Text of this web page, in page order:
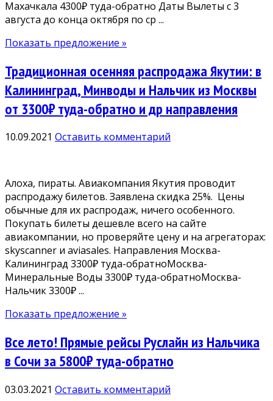
Махачкала 4300₽ туда-обратно Даты Вылеты с 3
августа до конца октября по ср ...
Показать предложение »
Традиционная осенняя распродажа Якутии: в
Калининград, Минводы и Нальчик из Москвы
от 3300₽ туда-обратно и др направления
10.09.2021 Оставить комментарий
Алоха, пираты. Авиакомпания Якутия проводит
распродажу билетов. Заявлена скидка 25%. Цены
обычные для их распродаж, ничего особенного.
Покупать билеты дешевле всего на сайте
авиакомпании, но проверяйте цену и на агрегаторах:
skyscanner и aviasales. Направления Москва-
Калининград 3300₽ туда-обратноМосква-
Минеральные Воды 3300₽ туда-обратноМосква-
Нальчик 3300₽ ...
Показать предложение »
Все лето! Прямые рейсы Руслайн из Нальчика
в Сочи за 5800₽ туда-обратно
03.03.2021 Оставить комментарий